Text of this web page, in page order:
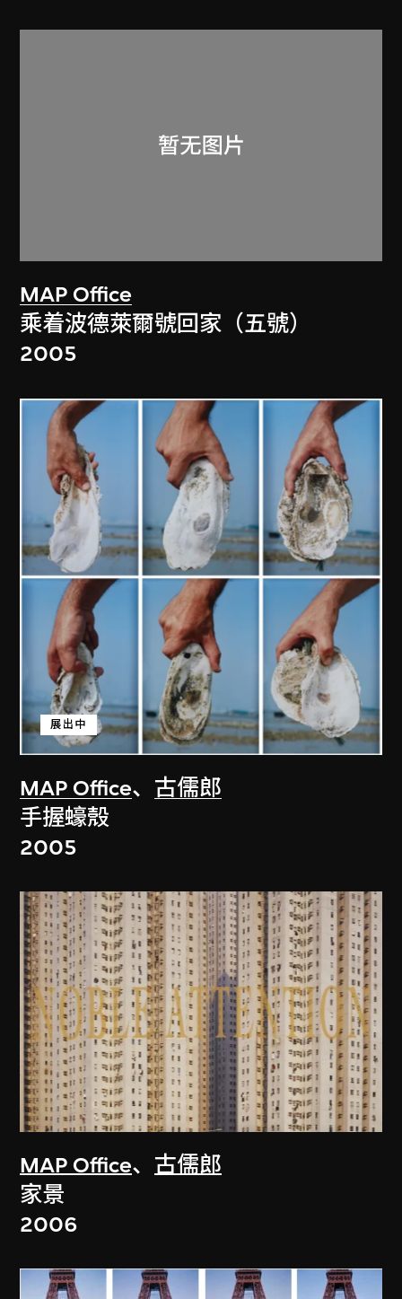
MAP Office
乘着波德萊爾號回家（五號）
2005
MAP Office、 古儒郎
展出中
手握蠔殼
2005
MAP Office、 古儒郎
家景
2006